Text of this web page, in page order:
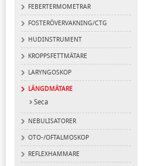
FEBERTERMOMETRAR
FOSTERÖVERVAKNING/CTG
HUDINSTRUMENT
KROPPSFETTMÄTARE
LARYNGOSKOP
LÄNGDMÄTARE
Seca
NEBULISATORER
OTO-/OFTALMOSKOP
REFLEXHAMMARE